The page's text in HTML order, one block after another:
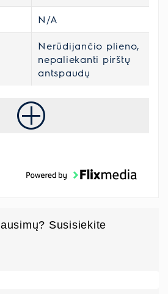
N/A
Nerūdijančio plieno,
nepaliekanti pirštų
antspaudų
Susisiekite